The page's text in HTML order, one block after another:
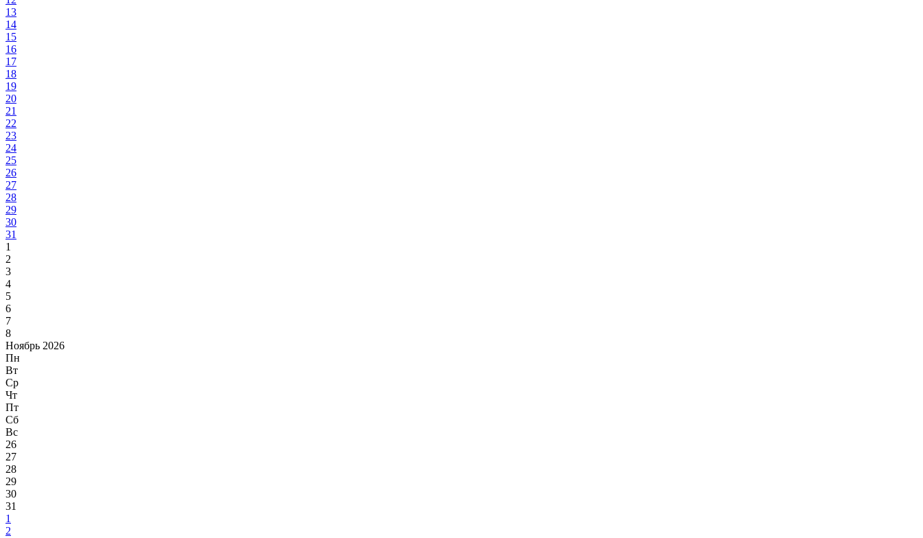
13
14
15
16
17
18
19
20
21
22
23
24
25
26
27
28
29
30
31
1
2
3
4
5
6
7
8
Ноябрь 2026
Пн
Вт
Ср
Чт
Пт
Сб
Вс
26
27
28
29
30
31
1
2